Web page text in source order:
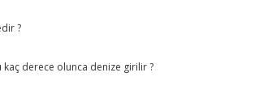
?
kaç derece olunca denize girilir ?